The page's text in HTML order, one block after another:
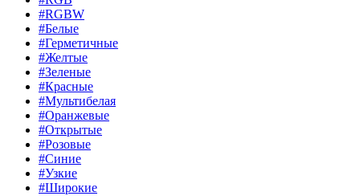
#RGBW
#Белые
#Герметичные
#Желтые
#Зеленые
#Красные
#Мультибелая
#Оранжевые
#Открытые
#Розовые
#Синие
#Узкие
#Широкие